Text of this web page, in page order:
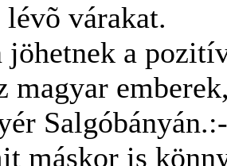
lévõ várakat.
jöhetnek a
magyar
máskor is